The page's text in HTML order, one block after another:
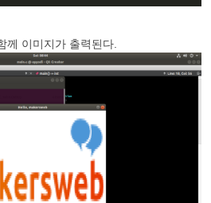
께 이미지가 출력된다.